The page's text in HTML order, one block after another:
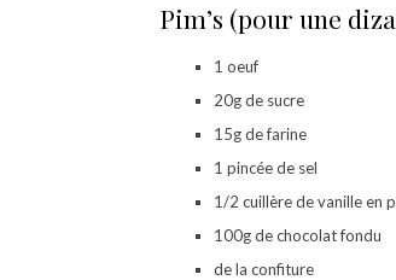
Pim’s (pour une
1 oeuf
20g de sucre
15g de farine
1 pincée de sel
1/2 cuillère de vanille en
100g de chocolat fondu
de la confiture